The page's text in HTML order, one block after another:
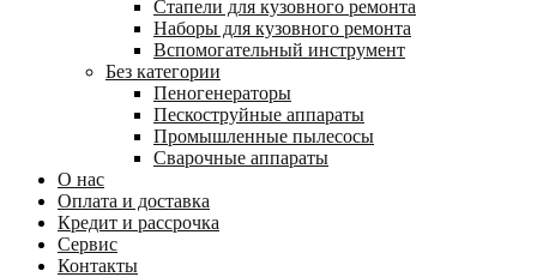
Стапели для кузовного ремонта
Наборы для кузовного ремонта
Вспомогательный инструмент
Без категории
Пеногенераторы
Пескоструйные аппараты
Промышленные пылесосы
Сварочные аппараты
О нас
Оплата и доставка
Кредит и рассрочка
Сервис
Контакты